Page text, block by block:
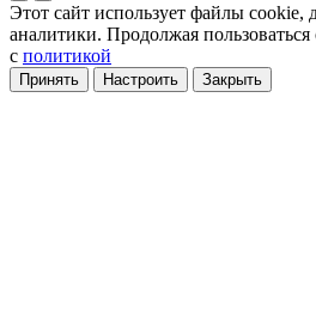
Этот сайт использует файлы cookie,
аналитики. Продолжая
с политикой
Принять Настроить Закрыть